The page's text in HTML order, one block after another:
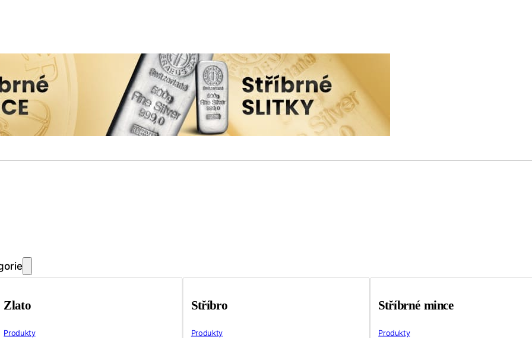
Zlato
Produkty
Stříbro
Produkty
Stříbrné mince
Produkty